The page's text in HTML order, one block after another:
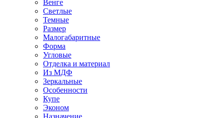
Венге
Светлые
Темные
Размер
Малогабаритные
Форма
Угловые
Отделка и материал
Из МДФ
Зеркальные
Особенности
Купе
Эконом
Назначение